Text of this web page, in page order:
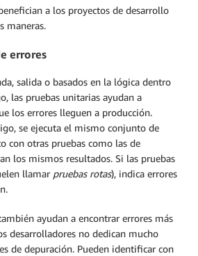
a los proyectos de desarrollo
maneras.
errores
salida o basados en la lógica dentro
las pruebas unitarias ayudan a
los errores lleguen a producción.
se ejecuta el mismo conjunto de
con otras pruebas como las de
los mismos resultados. Si las pruebas
llamar pruebas rotas), indica errores
ayudan a encontrar errores más
desarrolladores no dedican mucho
de depuración. Pueden identificar con